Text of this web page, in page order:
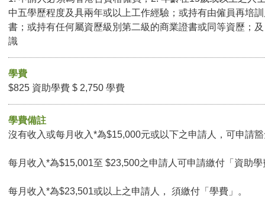
中五學歷程度及具兩年或以上工作經驗；或持有由僱員再培
書；或持有任何屬資歷級別第二級的商業證書或同等資歷；
識
學費
$825 資助學費 $ 2,750 學費
學費備註
沒有收入或每月收入*為$15,000元或以下之申請人，可申請
每月收入*為$15,001至 $23,500之申請人可申請繳付「資助學
每月收入*為$23,501或以上之申請人， 須繳付「學費」。